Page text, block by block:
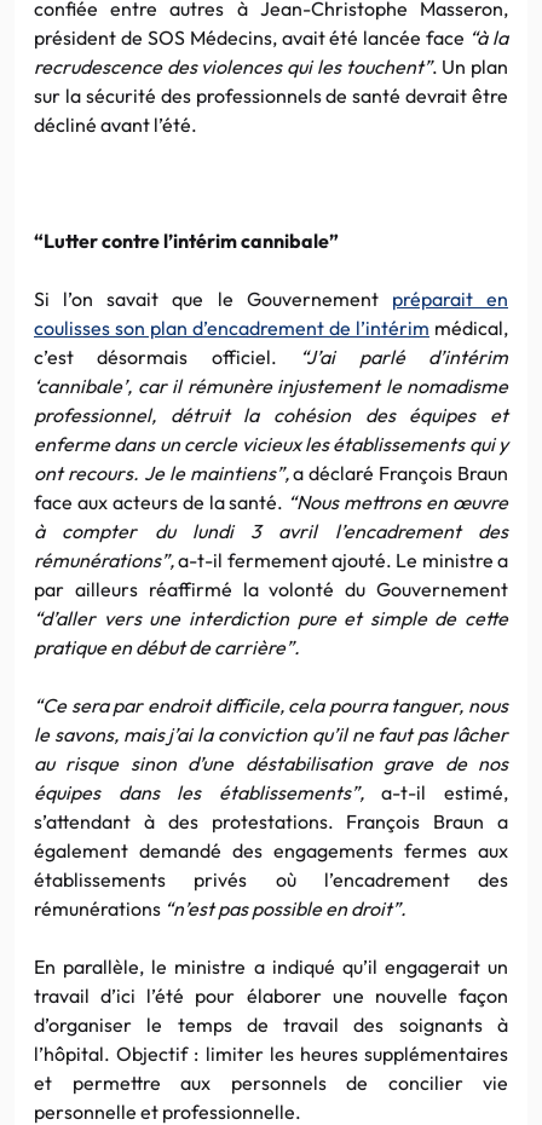
confiée entre autres à Jean-Christophe Masseron,
président de SOS Médecins, avait été lancée face “à la
recrudescence des violences qui les touchent”. Un plan
sur la sécurité des professionnels de santé devrait être
décliné avant l’été.
“Lutter contre l’intérim cannibale”
Si l’on savait que le Gouvernement préparait en
coulisses son plan d’encadrement de l’intérim médical,
c’est désormais officiel.
“J’ai parlé d’intérim
‘cannibale’, car il rémunère injustement le nomadisme
professionnel, détruit la cohésion des équipes et
enferme dans un cercle vicieux les établissements qui y
ont recours. Je le maintiens”,a déclaré François Braun
face aux acteurs de la santé. “Nous mettrons en œuvre
à compter du lundi 3 avril l’encadrement des
rémunérations”,a-t-il fermement ajouté. Le ministre a
par ailleurs réaffirmé la volonté du Gouvernement
“d’aller vers une interdiction pure et simple de cette
pratique en début de carrière”.
“Ce sera par endroit difficile, cela pourra tanguer, nous
le savons, mais j’ai la conviction qu’il ne faut pas lâcher
au risque sinon d’une déstabilisation grave de nos
équipes dans les établissements”,a-t-il estimé,
s’attendant à des protestations. François Braun a
également demandé des engagements fermes aux
établissements privés où l’encadrement des
rémunérations “n’est pas possible en droit”.
En parallèle, le ministre a indiqué qu’il engagerait un
travail d’ici l’été pour élaborer une nouvelle façon
d’organiser le temps de travail des soignants à
l’hôpital. Objectif : limiter les heures supplémentaires
et permettre aux personnels de concilier vie
personnelle et professionnelle.